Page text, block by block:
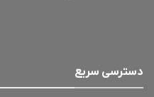
دسترسی سریع